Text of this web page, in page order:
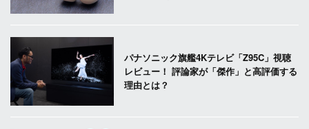
パナソニック旗艦4Kテレビ「Z95C」視聴
レビュー！ 評論家が「傑作」と高評価する
理由とは？